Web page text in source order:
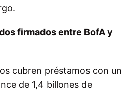
firmados entre BofA y
cubren préstamos con un
de 1,4 billones de